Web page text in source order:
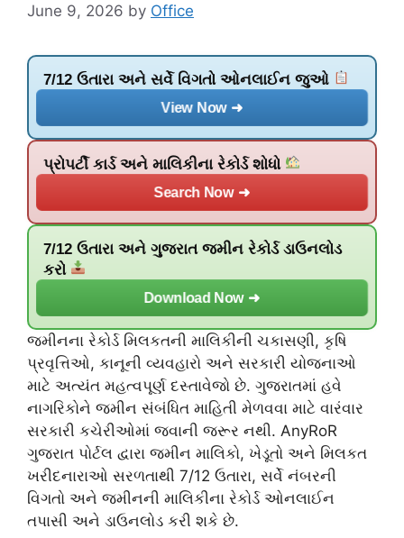
June 9, 2026 by Office
7/12 ઉતારા અને સર્વે વિગતો ઓનલાઈન જુઓ
View Now ➜
પ્રોપર્ટી કાર્ડ અને માલિકીના રેકોર્ડ શોધો
Search Now ➜
7/12 ઉતારા અને ગુજરાત જમીન રેકોર્ડ ડાઉનલોડ
કરો
Download Now ➜
જમીનના રેકોર્ડ મિલકતની માલિકીની ચકાસણી, કૃષિ
પ્રવૃત્તિઓ, કાનૂની વ્યવહારો અને સરકારી યોજનાઓ
માટે અત્યંત મહત્વપૂર્ણ દસ્તાવેજો છે. ગુજરાતમાં હવે
નાગરિકોને જમીન સંબંધિત માહિતી મેળવવા માટે વારંવાર
સરકારી કચેરીઓમાં જવાની જરૂર નથી. AnyRoR
ગુજરાત પોર્ટલ દ્વારા જમીન માલિકો, ખેડૂતો અને મિલકત
ખરીદનારાઓ સરળતાથી 7/12 ઉતારા, સર્વે નંબરની
વિગતો અને જમીનની માલિકીના રેકોર્ડ ઓનલાઈન
તપાસી અને ડાઉનલોડ કરી શકે છે.